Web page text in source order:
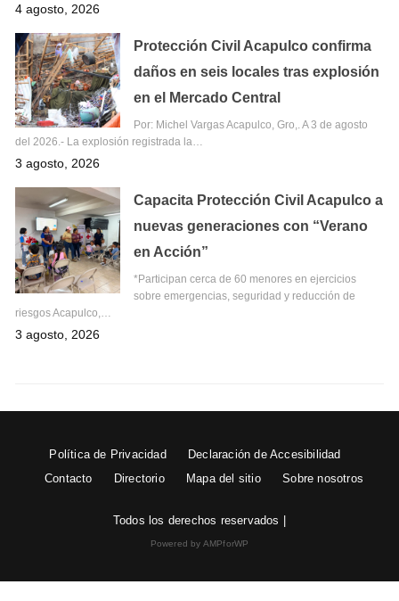
4 agosto, 2026
Protección Civil Acapulco confirma
daños en seis locales tras explosión
en el Mercado Central
Por: Michel Vargas Acapulco, Gro,. A 3 de agosto
del 2026.- La explosión registrada la…
3 agosto, 2026
Capacita Protección Civil Acapulco a
nuevas generaciones con “Verano
en Acción”
*Participan cerca de 60 menores en ejercicios
sobre emergencias, seguridad y reducción de
riesgos Acapulco,…
3 agosto, 2026
Política de Privacidad
Declaración de Accesibilidad
Contacto
Directorio Mapa del sitio Sobre nosotros
Todos los derechos reservados |
Powered by AMPforWP